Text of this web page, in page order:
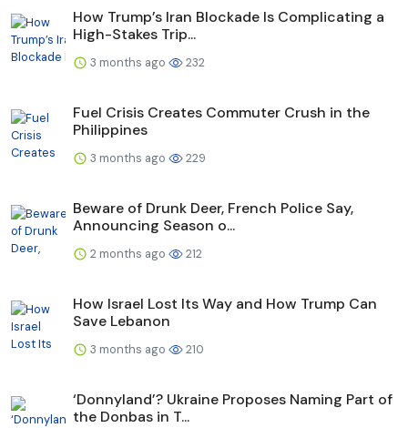
How Trump’s Iran Blockade Is Complicating a
High-Stakes Trip...
3 months ago 232
Fuel Crisis Creates Commuter Crush in the
Philippines
3 months ago 229
Beware of Drunk Deer, French Police Say,
Announcing Season o...
2 months ago 212
How Israel Lost Its Way and How Trump Can
Save Lebanon
3 months ago 210
‘Donnyland’? Ukraine Proposes Naming Part of
the Donbas in T...